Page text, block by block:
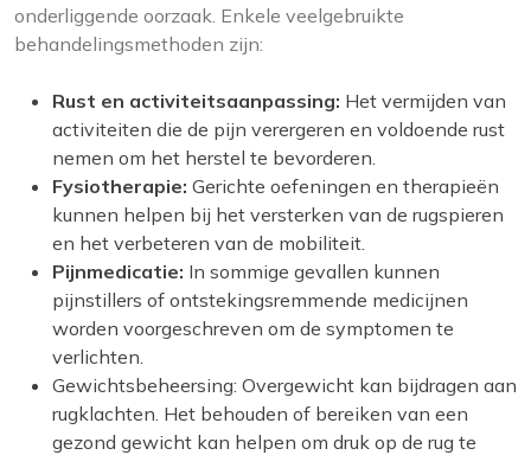
onderliggende oorzaak. Enkele veelgebruikte
behandelingsmethoden zijn:
Rust en activiteitsaanpassing: Het vermijden van
activiteiten die de pijn verergeren en voldoende rust
nemen om het herstel te bevorderen.
Fysiotherapie: Gerichte oefeningen en therapieën
kunnen helpen bij het versterken van de rugspieren
en het verbeteren van de mobiliteit.
Pijnmedicatie: In sommige gevallen kunnen
pijnstillers of ontstekingsremmende medicijnen
worden voorgeschreven om de symptomen te
verlichten.
Gewichtsbeheersing: Overgewicht kan bijdragen aan
rugklachten. Het behouden of bereiken van een
gezond gewicht kan helpen om druk op de rug te